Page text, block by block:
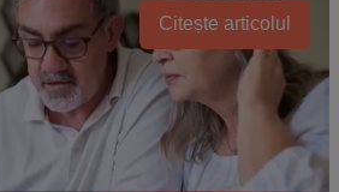
Citește articolul